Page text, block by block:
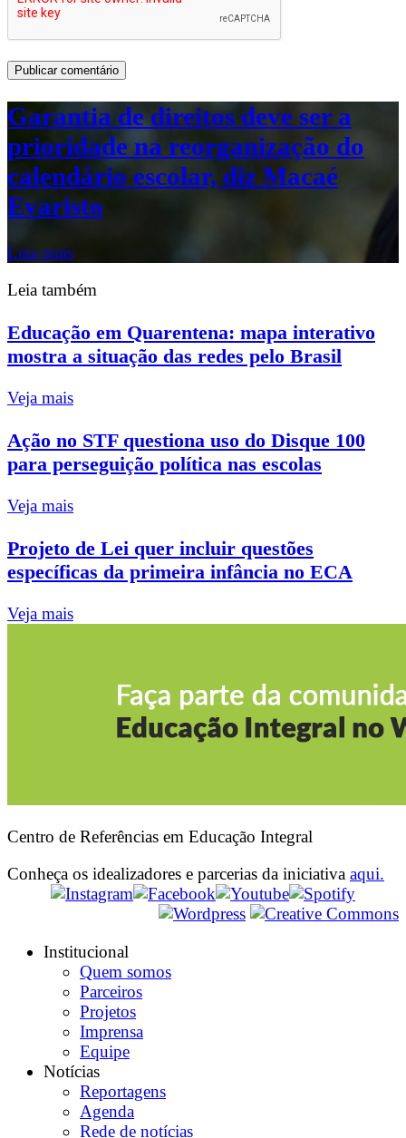
Garantia de direitos deve ser a
prioridade na reorganização do
calendário escolar, diz Macaé
Evaristo
Leia mais
Leia também
Educação em Quarentena: mapa interativo
mostra a situação das redes pelo Brasil
Veja mais
Ação no STF questiona uso do Disque 100
para perseguição política nas escolas
Veja mais
Projeto de Lei quer incluir questões
específicas da primeira infância no ECA
Veja mais
Centro de Referências em Educação Integral
Conheça os idealizadores e parcerias da iniciativa aqui.
Institucional
Quem somos
Parceiros
Projetos
Imprensa
Equipe
Notícias
Reportagens
Agenda
Rede de notícias